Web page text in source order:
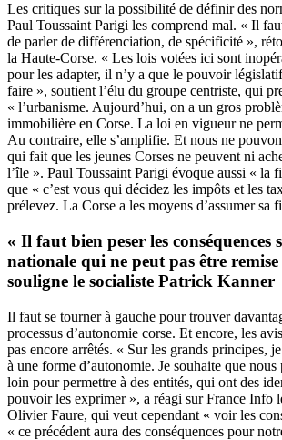
Les critiques sur la possibilité de définir des
Paul Toussaint Parigi les comprend mal. « Il
de parler de différenciation, de spécificité »,
la Haute-Corse. « Les lois votées ici sont
pour les adapter, il n’y a que le pouvoir
faire », soutient l’élu du groupe centriste, qui
« l’urbanisme. Aujourd’hui, on a un gros
immobilière en Corse. La loi en vigueur ne
Au contraire, elle s’amplifie. Et nous ne
qui fait que les jeunes Corses ne peuvent ni
l’île ». Paul Toussaint Parigi évoque aussi « la
que « c’est vous qui décidez les impôts et les
prélevez. La Corse a les moyens d’assumer sa
« Il faut bien peser les conséquences
nationale qui ne peut pas être remise
souligne le socialiste Patrick Kanner
Il faut se tourner à gauche pour trouver
processus d’autonomie corse. Et encore, les
pas encore arrêtés. « Sur les grands principes,
à une forme d’autonomie. Je souhaite que
loin pour permettre à des entités, qui ont des
pouvoir les exprimer », a réagi sur France Info
Olivier Faure, qui veut cependant « voir les
« ce précédent aura des conséquences pour